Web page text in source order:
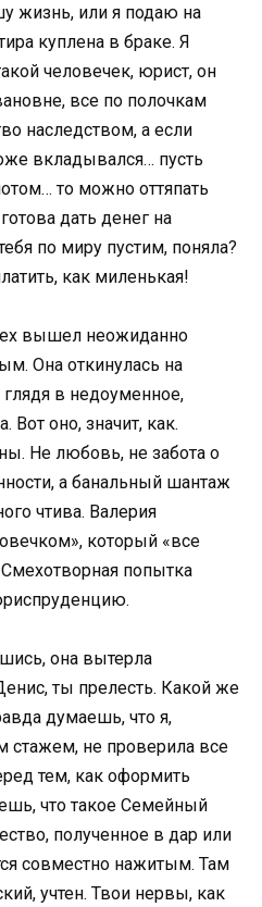
жизнь, или я подаю на
куплена в браке. Я
человечек, юрист, он
все по полочкам
наследством, а если
вкладывался… пусть
то можно оттяпать
дать денег на
по миру пустим, поняла?
как миленькая!
вышел неожиданно
Она откинулась на
глядя в недоуменное,
оно, значит, как.
Не любовь, не забота о
а банальный шантаж
чтива. Валерия
который «все
попытка
она вытерла
ты прелесть. Какой же
думаешь, что я,
стажем, не проверила все
тем, как оформить
что такое Семейный
полученное в дар или
совместно нажитым. Там
учтен. Твои нервы, как